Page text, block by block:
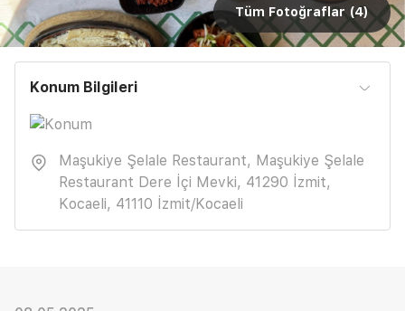
Tüm Fotoğraflar (4)
Konum Bilgileri
Maşukiye Şelale Restaurant, Maşukiye Şelale
Restaurant Dere İçi Mevki, 41290 İzmit,
Kocaeli, 41110 İzmit/Kocaeli